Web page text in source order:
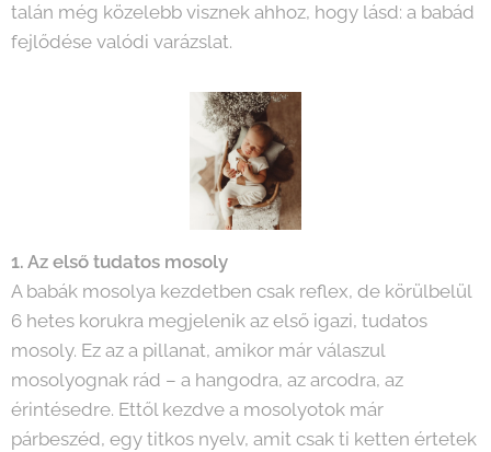
talán még közelebb visznek ahhoz, hogy lásd: a babád
fejlődése valódi varázslat.
1. Az első tudatos mosoly
A babák mosolya kezdetben csak reflex, de körülbelül
6 hetes korukra megjelenik az első igazi, tudatos
mosoly. Ez az a pillanat, amikor már válaszul
mosolyognak rád – a hangodra, az arcodra, az
érintésedre. Ettől kezdve a mosolyotok már
párbeszéd, egy titkos nyelv, amit csak ti ketten értetek